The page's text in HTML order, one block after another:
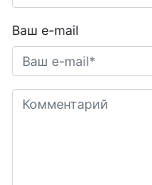
Ваш e-mail